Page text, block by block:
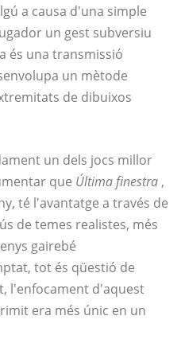
a causa d'una simple
un gest subversiu
és una transmissió
un mètode
de dibuixos
un dels jocs millor
que Última finestra ,
té l'avantatge a través de
de temes realistes, més
gairebé
tot és qüestió de
l'enfocament d'aquest
era més únic en un